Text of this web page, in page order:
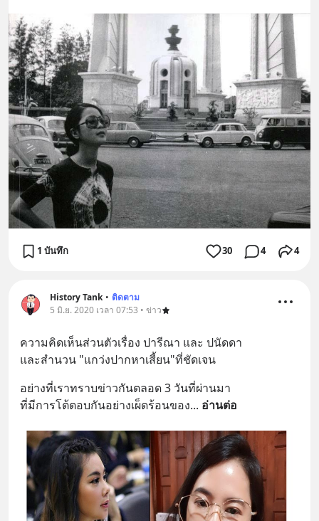
1 บันทึก 30 4 4
History Tank • ติดตาม
5 มิ.ย. 2020 เวลา 07:53 • ข่าว
ความคิดเห็นส่วนตัวเรื่อง ปารีณา และ ปนัดดา
และสำนวน "แกว่งปากหาเสี้ยน"ที่ชัดเจน
อย่างที่เราทราบข่าวกันตลอด 3 วันที่ผ่านมา
ที่มีการโต้ตอบกันอย่างเผ็ดร้อนของ... อ่านต่อ